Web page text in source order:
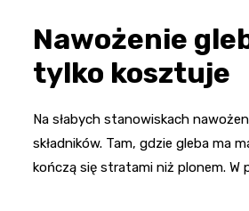
Nawożenie
tylko kosztuje
Na słabych stanowiskach
składników. Tam, gdzie gleba ma
kończą się stratami niż plonem.